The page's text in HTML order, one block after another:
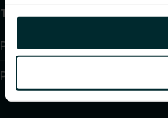
Teave
Privacy policy
Purchase terms and